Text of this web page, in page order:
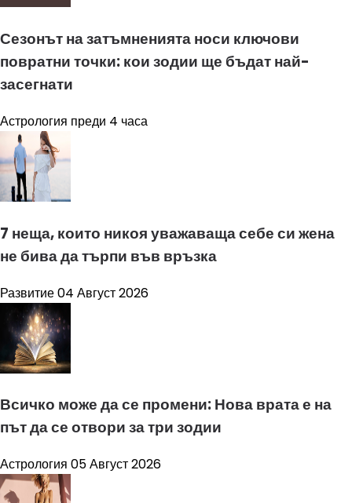
Сезонът на затъмненията носи ключови
повратни точки: кои зодии ще бъдат най-
засегнати
Астрология преди 4 часа
7 неща, които никоя уважаваща себе си жена
не бива да търпи във връзка
Развитие04 Август 2026
Всичко може да се промени: Нова врата е на
път да се отвори за три зодии
Астрология 05 Август 2026